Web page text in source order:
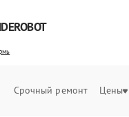
Срочный ремонт Цены